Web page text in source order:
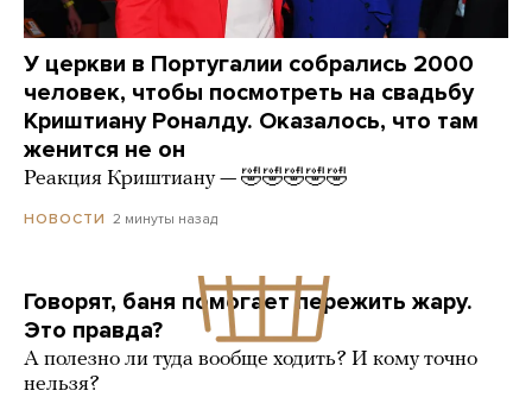
У церкви в Португалии собрались 2000
человек, чтобы посмотреть на свадьбу
Криштиану Роналду. Оказалось, что там
женится не он
Реакция Криштиану — 🤣🤣🤣🤣🤣
НОВОСТИ 2 минуты назад
Говорят, баня помогает пережить жару.
Это правда?
А полезно ли туда вообще ходить? И кому точно
нельзя?